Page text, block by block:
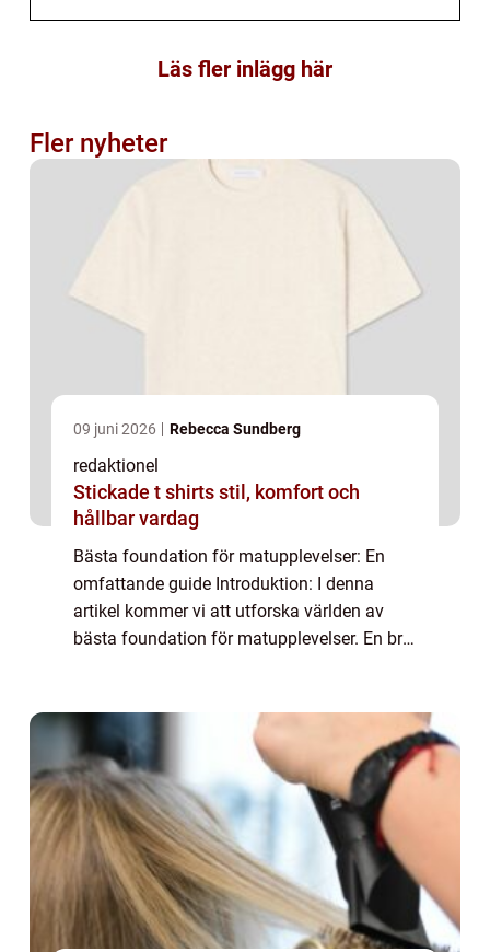
Läs fler inlägg här
Fler nyheter
09 juni 2026 Rebecca Sundberg
redaktionel
Stickade t shirts stil, komfort och
hållbar vardag
Bästa foundation för matupplevelser: En
omfattande guide Introduktion: I denna
artikel kommer vi att utforska världen av
bästa foundation för matupplevelser. En bra
skillnad...